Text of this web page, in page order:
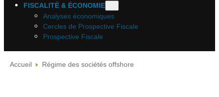
FISCALITÉ & ÉCONOMIE
Analyses économiques
Cercles de Prospective Fiscale
Prospective Fiscale
Accueil Régime des sociétés offshore